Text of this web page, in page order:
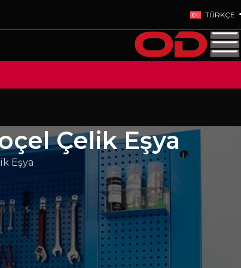
TÜRKÇE
Çelik Eşya
Eşya
uzun ömürlü
şartlarında
5S
artar.
SON YAZILAR
WE ARE AT WIN
EURASIA 2023
EXHIBITION
27 Temmuz 2023
Comment